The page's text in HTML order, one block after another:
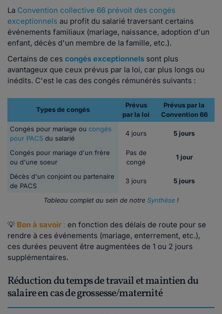
La Convention collective 66 prévoit des congés
exceptionnels au profit du salarié traversant certains
événements familiaux (mariage, naissance, adoption d'un
enfant, décès d'un membre de la famille, etc.).
Certains de ces congés exceptionnels sont plus
avantageux que ceux prévus par la loi, car plus longs ou
inédits. C'est le cas des congés rémunérés suivants :
Types de congés
Prévus
par la loi
Prévus par la
Convention 66
Congés pour mariage ou congés
pour PACS du salarié
4 jours 5 jours
Congés pour mariage d'un frère
ou d'une soeur
Pas de
congé
1 jour
Décès d'un conjoint ou partenaire
de PACS
3 jours 5 jours
Tableau complet au sein de notre Synthèse!
💡 Bon à savoir : en fonction des délais de route pour se
rendre à ces événements (mariage, enterrement, etc.),
ces durées peuvent être augmentées de 1 ou 2 jours
supplémentaires.
Réduction du temps de travail et maintien du
salaire en cas de grossesse/maternité